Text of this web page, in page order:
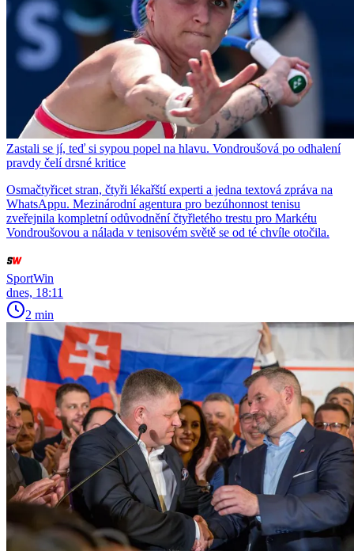
Zastali se jí, teď si sypou popel na hlavu. Vondroušová po odhalení
pravdy čelí drsné kritice
Osmačtyřicet stran, čtyři lékařští experti a jedna textová zpráva na
WhatsAppu. Mezinárodní agentura pro bezúhonnost tenisu
zveřejnila kompletní odůvodnění čtyřletého trestu pro Markétu
Vondroušovou a nálada v tenisovém světě se od té chvíle otočila.
SportWin
dnes, 18:11
2 min